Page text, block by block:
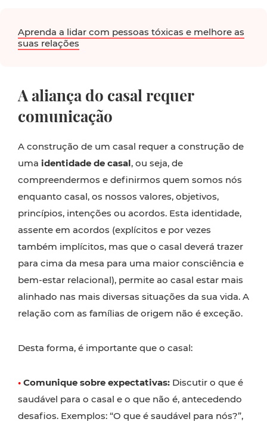
Aprenda a lidar com pessoas tóxicas e melhore as
suas relações
A aliança do casal requer
comunicação
A construção de um casal requer a construção de
uma identidade de casal, ou seja, de
compreendermos e definirmos quem somos nós
enquanto casal, os nossos valores, objetivos,
princípios, intenções ou acordos. Esta identidade,
assente em acordos (explícitos e por vezes
também implícitos, mas que o casal deverá trazer
para cima da mesa para uma maior consciência e
bem-estar relacional), permite ao casal estar mais
alinhado nas mais diversas situações da sua vida. A
relação com as famílias de origem não é exceção.
Desta forma, é importante que o casal:
• Comunique sobre expectativas: Discutir o que é
saudável para o casal e o que não é, antecedendo
desafios. Exemplos: “O que é saudável para nós?”,